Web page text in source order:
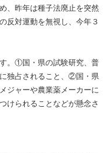
、昨年は種子法廃止を突然
反対運動を無視し、今年３
。①国・県の試験研究、普
独占されること、②国・県
ジャーや農業薬メーカーに
けられることなどが懸念さ